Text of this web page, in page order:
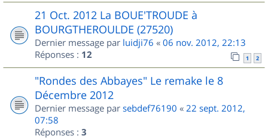
21 Oct. 2012 La BOUE'TROUDE à
BOURGTHEROULDE (27520)
Dernier message par luidji76 « 06 nov. 2012, 22:13
Réponses : 12 1 2
"Rondes des Abbayes" Le remake le 8
Décembre 2012
Dernier message par sebdef76190 « 22 sept. 2012,
07:58
Réponses : 3